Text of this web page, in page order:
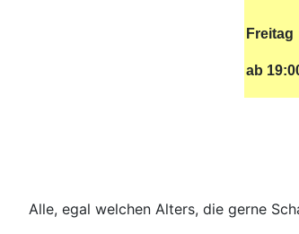
Freitag
ab
Alle, egal welchen Alters, die gerne